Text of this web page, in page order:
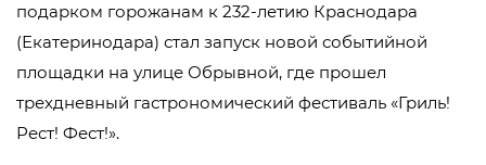
подарком горожанам к 232-летию Краснодара
(Екатеринодара) стал запуск новой событийной
площадки на улице Обрывной, где прошел
трехдневный гастрономический фестиваль «Гриль!
Рест! Фест!».